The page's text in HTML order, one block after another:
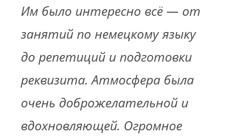
Им было интересно всё — от
занятий по немецкому языку
до репетиций и подготовки
реквизита. Атмосфера была
очень доброжелательной и
вдохновляющей. Огромное